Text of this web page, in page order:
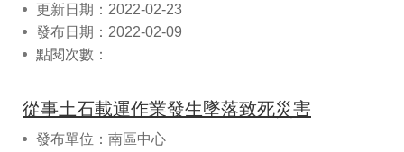
更新日期：2022-02-23
發布日期：2022-02-09
點閱次數：
從事土石載運作業發生墜落致死災害
發布單位：南區中心